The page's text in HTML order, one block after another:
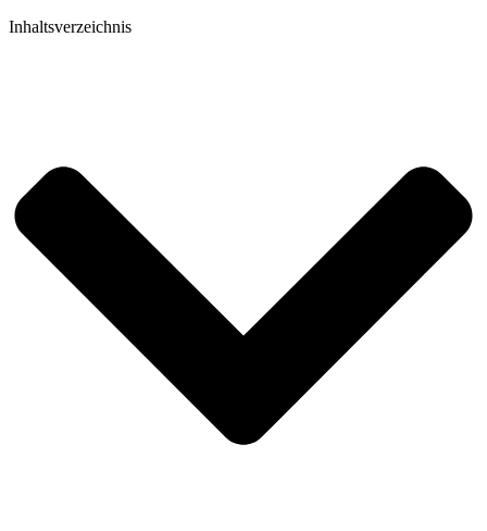
Inhaltsverzeichnis​